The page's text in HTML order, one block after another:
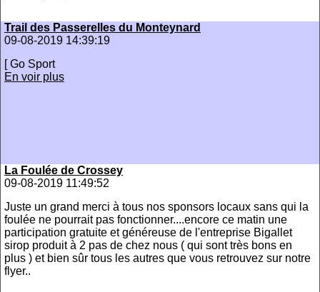
Trail des Passerelles du Monteynard
09-08-2019 14:39:19
[ Go Sport
En voir plus
La Foulée de Crossey
09-08-2019 11:49:52
Juste un grand merci à tous nos sponsors locaux sans qui la
foulée ne pourrait pas fonctionner....encore ce matin une
participation gratuite et généreuse de l'entreprise Bigallet
sirop produit à 2 pas de chez nous ( qui sont très bons en
plus ) et bien sûr tous les autres que vous retrouvez sur notre
flyer..